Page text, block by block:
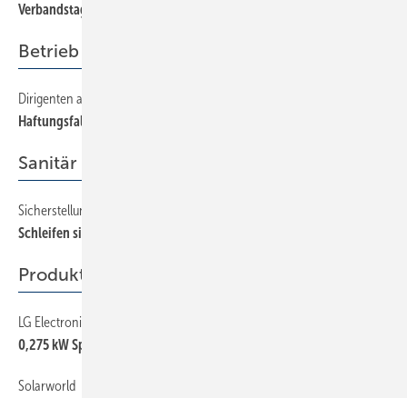
Verbandstag auf dem Betzenberg
Betrieb + Organisation
Dirigenten auf dem Drahtseil
Haftungsfallen für GmbHGeschäftsführer
Sanitär
Sicherstellung der Trinkwassergüte
Schleifen sind nicht immer schick
Produkte
LG Electronics
0,275 kW Spitze
Solarworld